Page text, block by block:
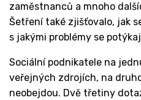
zaměstnanců a mnoho
Šetření také zjišťovalo, jak
s jakými problémy se
Sociální podnikatele na
veřejných zdrojích, na
neobejdou. Dvě třetiny